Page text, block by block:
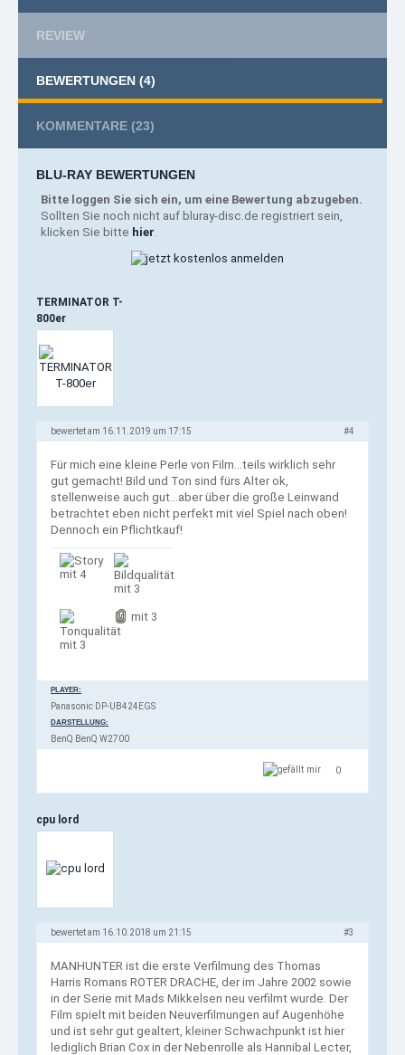
REVIEW
BEWERTUNGEN (4)
KOMMENTARE (23)
BLU-RAY BEWERTUNGEN
Bitte loggen Sie sich ein, um eine Bewertung abzugeben.
Sollten Sie noch nicht auf bluray-disc.de registriert sein,
klicken Sie bitte hier.
TERMINATOR T-
800er
bewertet am 16.11.2019 um 17:15 #4
Für mich eine kleine Perle von Film...teils wirklich sehr
gut gemacht! Bild und Ton sind fürs Alter ok,
stellenweise auch gut...aber über die große Leinwand
betrachtet eben nicht perfekt mit viel Spiel nach oben!
Dennoch ein Pflichtkauf!
mit 4
mit 3
mit 3
mit 3
PLAYER:
Panasonic DP-UB424EGS
DARSTELLUNG:
BenQ BenQ W2700
0
cpu lord
bewertet am 16.10.2018 um 21:15 #3
MANHUNTER ist die erste Verfilmung des Thomas
Harris Romans ROTER DRACHE, der im Jahre 2002 sowie
in der Serie mit Mads Mikkelsen neu verfilmt wurde. Der
Film spielt mit beiden Neuverfilmungen auf Augenhöhe
und ist sehr gut gealtert, kleiner Schwachpunkt ist hier
lediglich Brian Cox in der Nebenrolle als Hannibal Lecter,